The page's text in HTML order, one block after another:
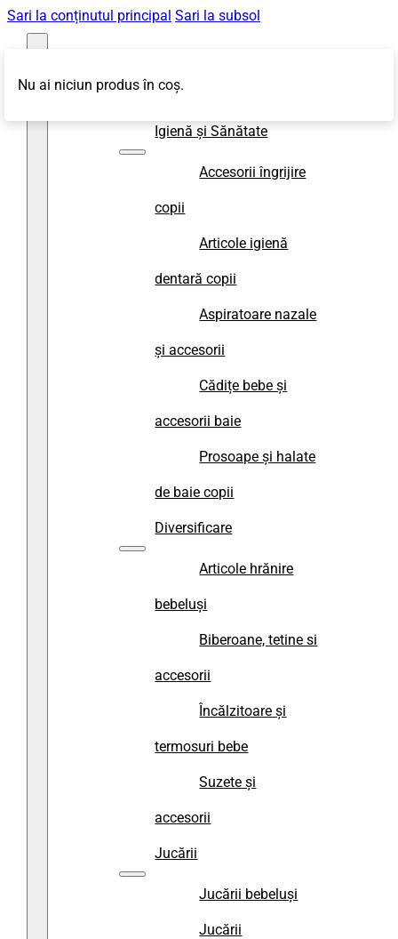
Sari la conținutul principal Sari la subsol
Igienă și Sănătate
Accesorii îngrijire
copii
Articole igienă
dentară copii
Aspiratoare nazale
și accesorii
Cădițe bebe și
accesorii baie
Prosoape și halate
de baie copii
Diversificare
Articole hrănire
bebeluși
Biberoane, tetine si
accesorii
Încălzitoare și
termosuri bebe
Suzete și
accesorii
Jucării
Jucării bebeluși
Jucării
Nu ai niciun produs în coș.